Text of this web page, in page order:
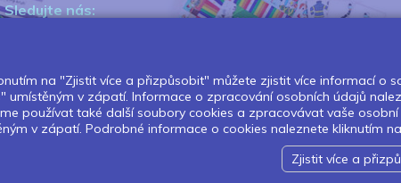
Sledujte nás:
dostávat pravidelný
kliknětezde.
na "Zjistit více a přizpůsobit" můžete zjistit více informací o
v zápatí. Informace o zpracování osobních údajů
používat také další soubory cookies a zpracovávat vaše
v zápatí. Podrobné informace o cookies naleznete kliknutím
Zjistit více a